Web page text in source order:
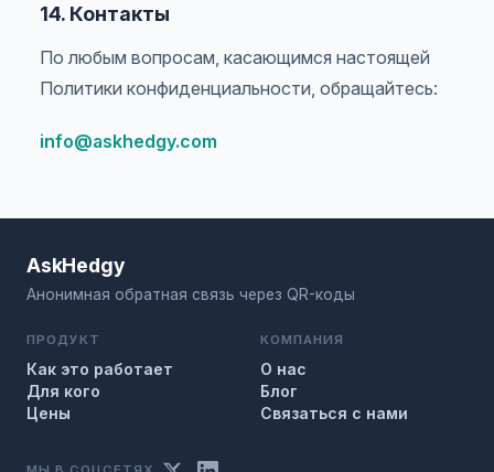
14. Контакты
По любым вопросам, касающимся настоящей
Политики конфиденциальности, обращайтесь:
info@askhedgy.com
AskHedgy
Анонимная обратная связь через QR-коды
ПРОДУКТ
Как это работает
Для кого
Цены
КОМПАНИЯ
О нас
Блог
Связаться с нами